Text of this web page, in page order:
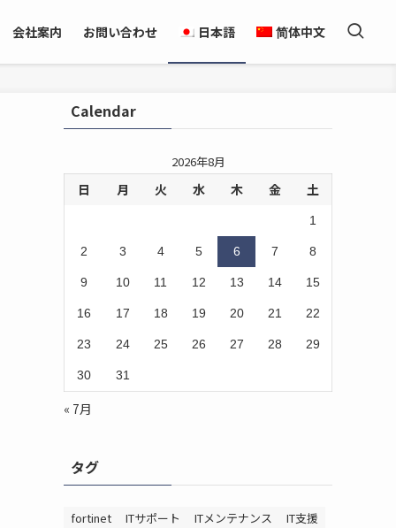
会社案内 お問い合わせ 日本語 简体中文
Calendar
2026年8月
日 月 火 水 木 金 土
1
2 3 4 5 6 7 8
9 10 11 12 13 14 15
16 17 18 19 20 21 22
23 24 25 26 27 28 29
30 31
« 7月
タグ
fortinet ITサポート ITメンテナンス
IT支援